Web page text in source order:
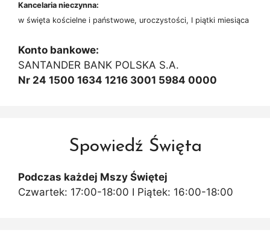
Kancelaria nieczynna:
w święta kościelne i państwowe, uroczystości, I piątki miesiąca
Konto bankowe:
SANTANDER BANK POLSKA S.A.
Nr 24 1500 1634 1216 3001 5984 0000
Spowiedź Święta
Podczas każdej Mszy Świętej
Czwartek: 17:00-18:00 I Piątek: 16:00-18:00